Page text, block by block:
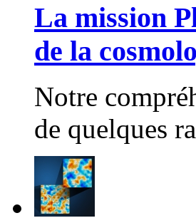
La mission
de la
Notre
de quelques